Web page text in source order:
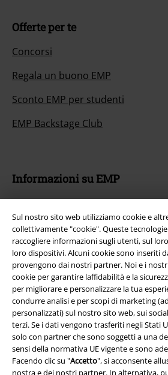
Sul nostro sito web utilizziamo cookie e
collettivamente "cookie". Queste
raccogliere informazioni sugli utenti, sul
loro dispositivi. Alcuni cookie sono inseriti
provengono dai nostri partner. Noi e i
cookie per garantire laffidabilità e la
per migliorare e personalizzare la tua
condurre analisi e per scopi di marketing
personalizzati) sul nostro sito web, sui
terzi. Se i dati vengono trasferiti negli Stati
solo con partner che sono soggetti a una
sensi della normativa UE vigente e sono
Facendo clic su "Accetto", si acconsente
nostra e dei nostri partner. In alternativa,
Offerte per te
Concorsi
Regala un buono EMP
Sconto EMP per studenti
EMP Backstage Club
Informazioni su EMP
Eventi EMP
Programmi partner
Sostenibilità
Seguici